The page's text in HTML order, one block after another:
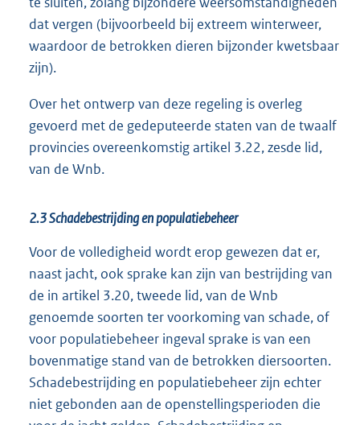
dat vergen (bijvoorbeeld bij extreem winterweer,
waardoor de betrokken dieren bijzonder kwetsbaar
zijn).
Over het ontwerp van deze regeling is overleg
gevoerd met de gedeputeerde staten van de twaalf
provincies overeenkomstig artikel 3.22, zesde lid,
van de Wnb.
2.3 Schadebestrijding en populatiebeheer
Voor de volledigheid wordt erop gewezen dat er,
naast jacht, ook sprake kan zijn van bestrijding van
de in artikel 3.20, tweede lid, van de Wnb
genoemde soorten ter voorkoming van schade, of
voor populatiebeheer ingeval sprake is van een
bovenmatige stand van de betrokken diersoorten.
Schadebestrijding en populatiebeheer zijn echter
niet gebonden aan de openstellingsperioden die